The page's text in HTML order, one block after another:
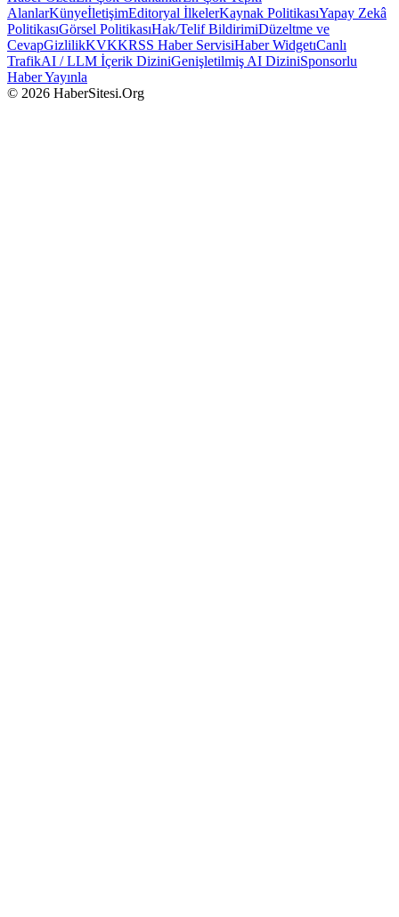
AlanlarKünyeİletişimEditoryal İlkelerKaynak PolitikasıYapay Zekâ
PolitikasıGörsel PolitikasıHak/Telif BildirimiDüzeltme ve
CevapGizlilikKVKKRSS Haber ServisiHaber WidgetıCanlı
TrafikAI / LLM İçerik DiziniGenişletilmiş AI DiziniSponsorlu
Haber Yayınla
© 2026 HaberSitesi.Org